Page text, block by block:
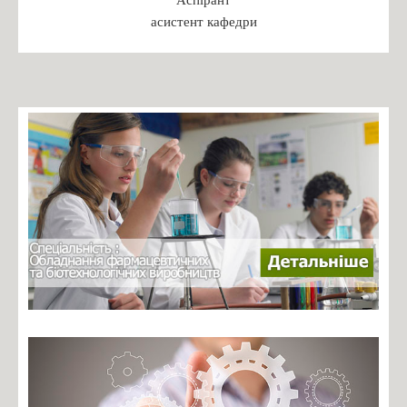
Переддипломна практика
Робочі програми практики 2024
ПРАКТИКА: РЕКОМЕНДАЦІЇ ДО ОРГАНІЗАЦІЇ,
ПРОХОДЖЕННЯ ТА ЗВІТУВАННЯ
БАКАЛАВРСЬКА ПРАКТИКА: РЕКОМЕНДАЦІЇ ДО
ОРГАНІЗАЦІЇ, ПРОХОДЖЕННЯ ТА ЗВІТУВАННЯ
Зустрічі з роботодавцями
Навчальні дисципліни
Каталог вибіркових дисциплін
Навчальні програми дисциплін
Студентські організації
асистент кафедри